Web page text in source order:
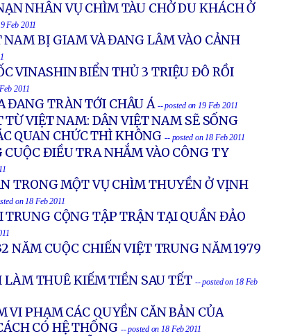
NHÂN VỤ CHÌM TÀU CHỞ DU KHÁCH Ở
Feb 2011
NAM BỊ GIAM VÀ ĐANG LÂM VÀO CẢNH
VINASHIN BIỂN THỦ 3 TRIỆU ĐÔ RỒI
2011
ĐANG TRÀN TỚI CHÂU Á -- posted on 19 Feb 2011
TỪ VIỆT NAM: DÂN VIỆT NAM SẼ SỐNG
QUAN CHỨC THÌ KHÔNG -- posted on 18 Feb 2011
ĐIỀU TRA NHẮM VÀO CÔNG TY
TRONG MỘT VỤ CHÌM THUYỀN Ở VỊNH
on 18 Feb 2011
CỘNG TẬP TRẬN TẠI QUẦN ĐẢO
NĂM CUỘC CHIẾN VIỆT TRUNG NĂM 1979
LÀM THUÊ KIẾM TIỀN SAU TẾT -- posted on 18 Feb
VI PHẠM CÁC QUYỀN CĂN BẢN CỦA
CÓ HỆ THỐNG -- posted on 18 Feb 2011